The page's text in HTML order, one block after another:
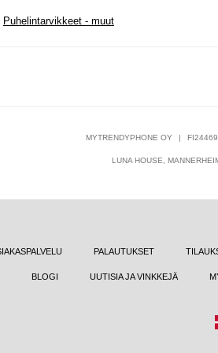
Puhelintarvikkeet - muut
MYTRENDYPHONE OY |
LUNA HOUSE,
PALAUTUKSET
BLOGI UUTISIA JA VINKKEJÄ